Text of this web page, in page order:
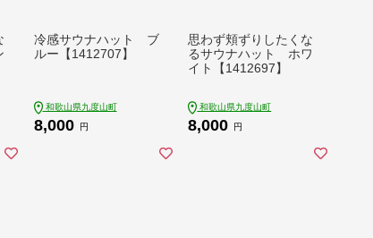
冷感サウナハット ブ
ルー【1412707】
和歌山県九度山町
8,000 円
思わず頬ずりしたくな
るサウナハット ホワ
イト【1412697】
和歌山県九度山町
8,000 円